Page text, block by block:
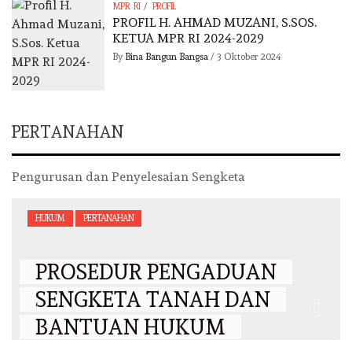
MPR RI / PROFIL
PROFIL H. AHMAD MUZANI, S.SOS.
KETUA MPR RI 2024-2029
By Bina Bangun Bangsa / 3 Oktober 2024
PERTANAHAN
Pengurusan dan Penyelesaian Sengketa
HUKUM PERTANAHAN
PROSEDUR PENGADUAN
SENGKETA TANAH DAN
BANTUAN HUKUM